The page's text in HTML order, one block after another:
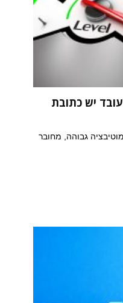
עובד יש כתובת
גבוהה, מחובר